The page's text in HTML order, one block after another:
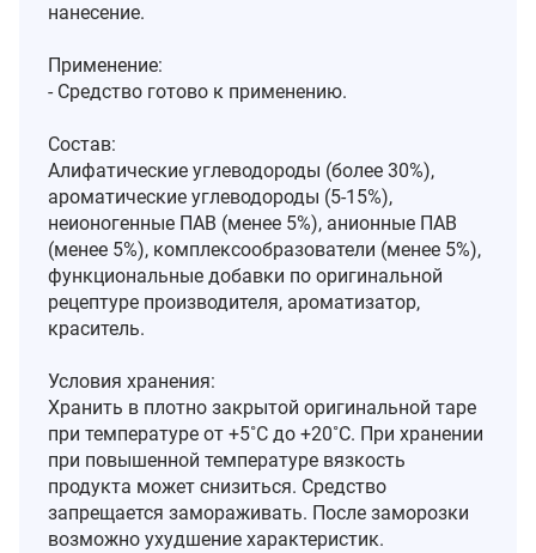
нанесение.
Применение:
- Средство готово к применению.
Состав:
Алифатические углеводороды (более 30%),
ароматические углеводороды (5-15%),
неионогенные ПАВ (менее 5%), анионные ПАВ
(менее 5%), комплексообразователи (менее 5%),
функциональные добавки по оригинальной
рецептуре производителя, ароматизатор,
краситель.
Условия хранения:
Хранить в плотно закрытой оригинальной таре
при температуре от +5˚С до +20˚С. При хранении
при повышенной температуре вязкость
продукта может снизиться. Средство
запрещается замораживать. После заморозки
возможно ухудшение характеристик.